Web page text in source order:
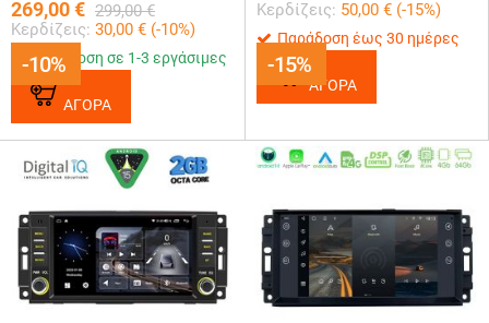
-10%
269,00€ 299,00 €
Κερδίζεις: 30,00 € (-10%)
-10%
Παράδοση σε 1-3 εργάσιμες
ΑΓΟΡΑ
-15%
Κερδίζεις: 50,00 € (-15%)
-15%
Παράδοση έως 30 ημέρες
ΑΓΟΡΑ